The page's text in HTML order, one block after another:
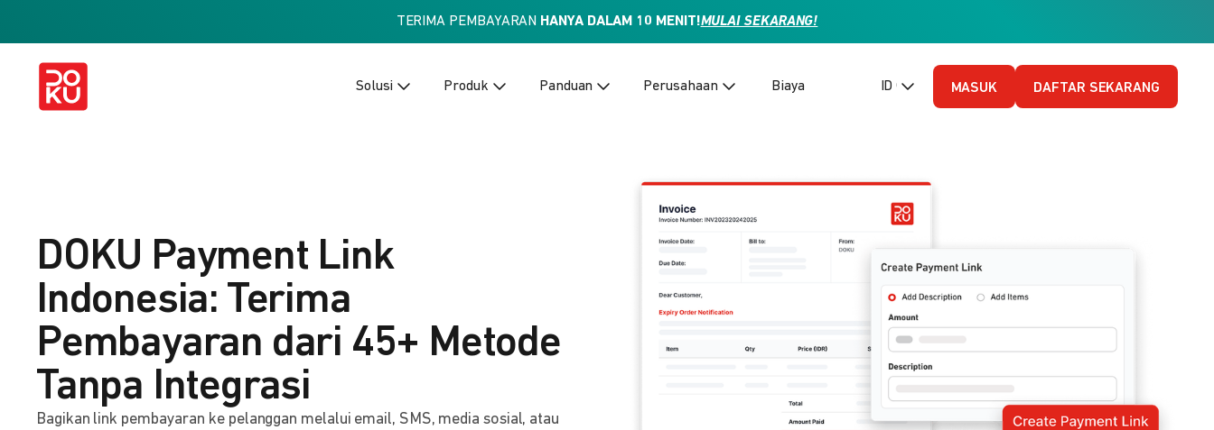
TERIMA PEMBAYARAN HANYA DALAM 10 MENIT!MULAI SEKARANG!
Solusi Produk Panduan Perusahaan Biaya ID (Bahasa Indonesia)
MASUK DAFTAR SEKARANG
DOKU Payment Link
Indonesia: Terima
Pembayaran dari 45+ Metode
Tanpa Integrasi
Bagikan link pembayaran ke pelanggan melalui email, SMS, media sosial, atau